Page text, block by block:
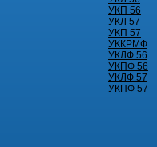
УКП 56
УКЛ 57
УКП 57
УККРМФ
УКЛФ 56
УКПФ 56
УКЛФ 57
УКПФ 57